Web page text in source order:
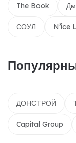
The Book
СОУЛ N’ice
ДОНСТРОЙ
Capital Group